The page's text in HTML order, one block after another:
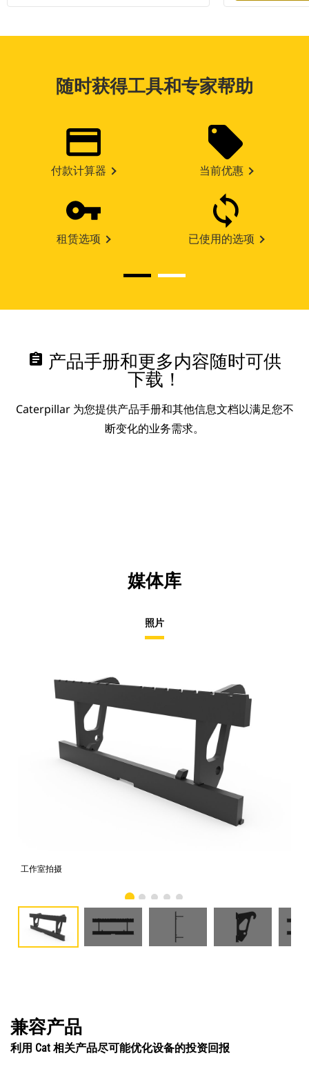
随时获得工具和专家帮助
付款计算器 当前优惠
租赁选项 已使用的选项
assignment 产品手册和更多内容随时可供
下载！
Caterpillar 为您提供产品手册和其他信息文档以满足您不
断变化的业务需求。
媒体库
照片
工作室拍摄
兼容产品
利用 Cat 相关产品尽可能优化设备的投资回报